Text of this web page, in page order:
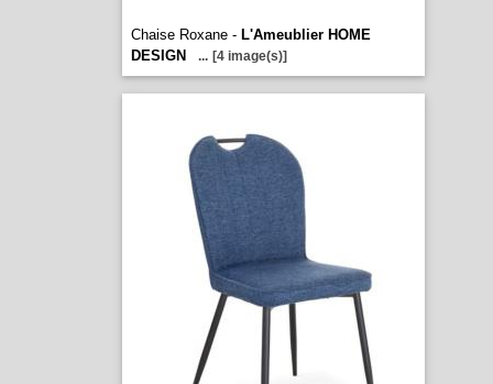
Chaise Roxane - L'Ameublier HOME
DESIGN
... [4 image(s)]